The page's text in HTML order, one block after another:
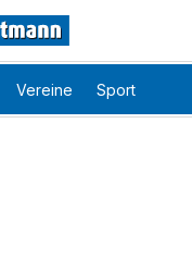
Vereine Sport